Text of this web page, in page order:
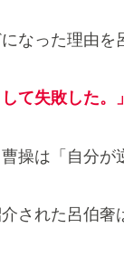
なった理由を
て失敗した。」
操は「自分が
された呂伯奢